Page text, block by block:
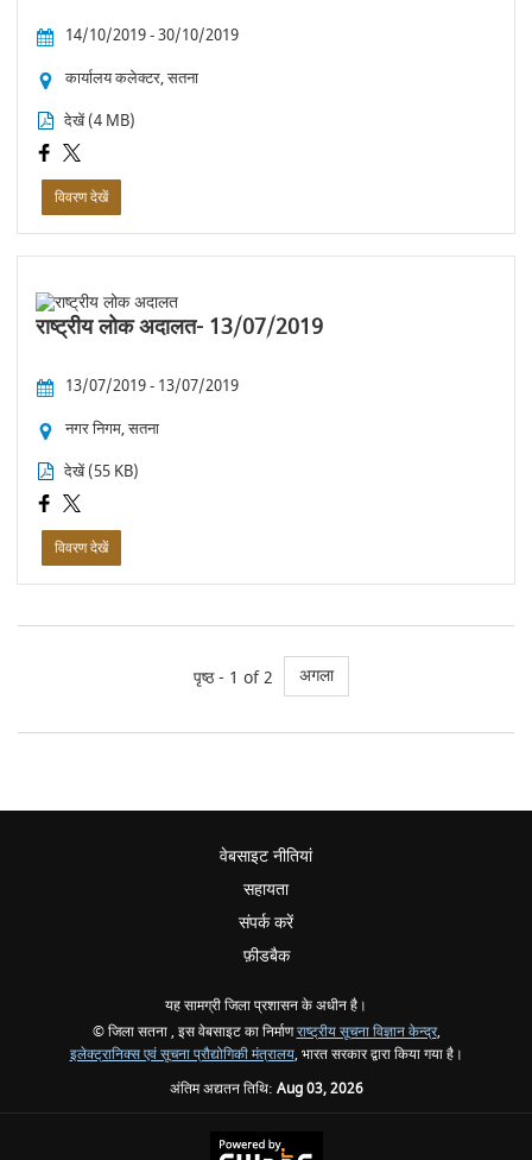
14/10/2019 - 30/10/2019
कार्यालय कलेक्टर, सतना
देखें (4 MB)
विवरण देखें
राष्ट्रीय लोक अदालत- 13/07/2019
13/07/2019 - 13/07/2019
नगर निगम, सतना
देखें (55 KB)
विवरण देखें
पृष्ठ - 1 of 2 अगला
वेबसाइट नीतियां
सहायता
संपर्क करें
फ़ीडबैक
यह सामग्री जिला प्रशासन के अधीन है।
© जिला सतना , इस वेबसाइट का निर्माणराष्ट्रीय सूचना विज्ञान केन्द्र,
इलेक्ट्रानिक्स एवं सूचना प्रौद्योगिकी मंत्रालय, भारत सरकार द्वारा किया गया है।
अंतिम अद्यतन तिथि: Aug 03, 2026